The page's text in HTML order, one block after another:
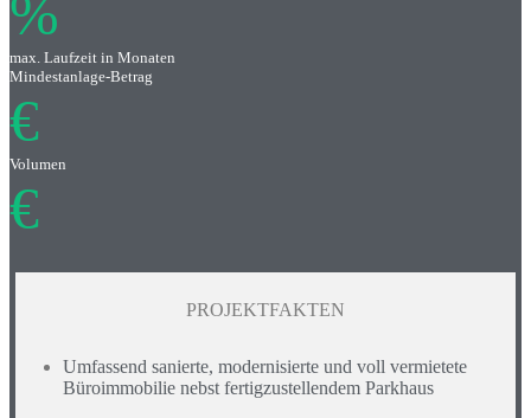
%
max. Laufzeit in Monaten
Mindestanlage-Betrag
€
Volumen
€
PROJEKTFAKTEN
Umfassend sanierte, modernisierte und voll vermietete
Büroimmobilie nebst fertigzustellendem Parkhaus